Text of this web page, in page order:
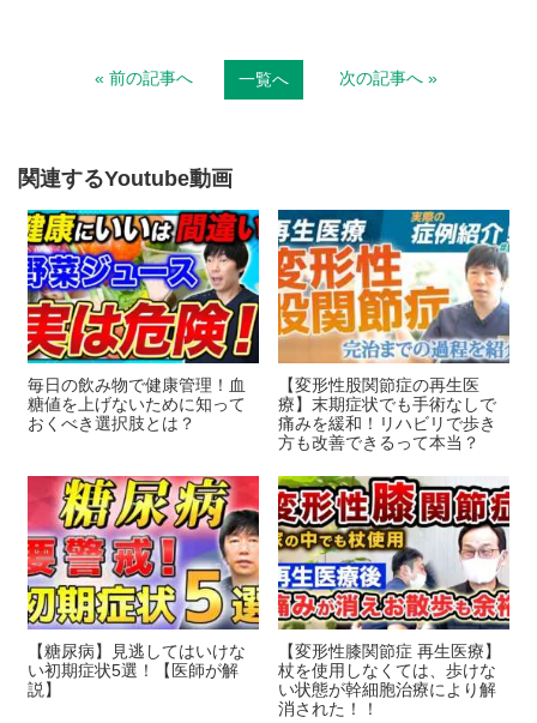
e
o
o
k
« 前の記事へ 一覧へ 次の記事へ »
関連するYoutube動画
毎日の飲み物で健康管理！血
糖値を上げないために知って
おくべき選択肢とは？
【変形性股関節症の再生医
療】末期症状でも手術なしで
痛みを緩和！リハビリで歩き
方も改善できるって本当？
【糖尿病】見逃してはいけな
い初期症状5選！【医師が解
説】
【変形性膝関節症 再生医療】
杖を使用しなくては、歩けな
い状態が幹細胞治療により解
消された！！